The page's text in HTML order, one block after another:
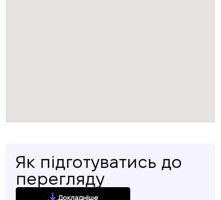
Як підготуватись до
перегляду
Докладніше